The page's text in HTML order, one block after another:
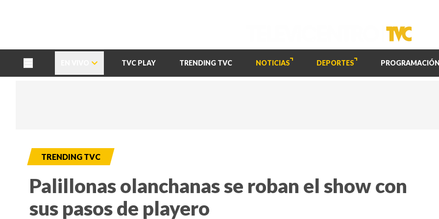
TVC PLAY TRENDING TVC NOTICIAS DEPORTES PROGRAMACIÓN
TRENDING TVC
Palillonas olanchanas se roban el show con
sus pasos de playero